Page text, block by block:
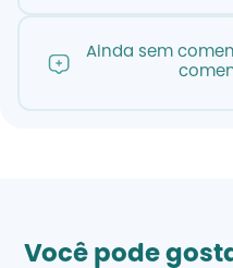
Ainda sem
Você pode